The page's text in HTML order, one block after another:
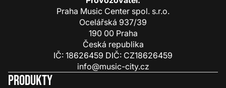
Praha Music Center spol. s.r.o.
Ocelářská 937/39
190 00 Praha
Česká republika
IČ: 18626459 DIČ: CZ18626459
info@music-city.cz
Produkty